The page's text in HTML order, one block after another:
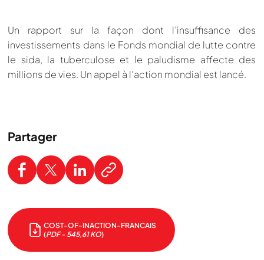
Un rapport sur la façon dont l’insuffisance des
investissements dans le Fonds mondial de lutte contre
le sida, la tuberculose et le paludisme affecte des
millions de vies. Un appel à l’action mondial est lancé.
Partager
COST-OF-INACTION-FRANCAIS
(PDF - 545,61 KO)